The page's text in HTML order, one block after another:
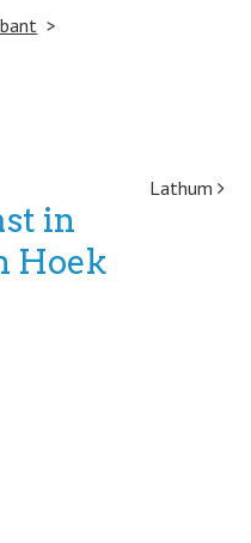
Lathum
in
Hoek